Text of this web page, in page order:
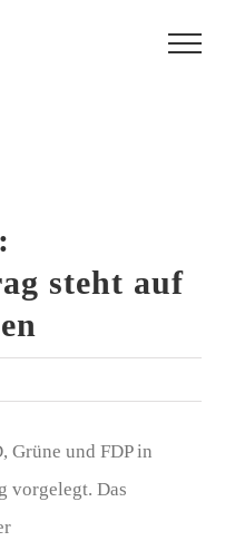
steht auf
Grüne und FDP in
vorgelegt. Das